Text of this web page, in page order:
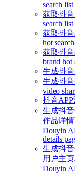
search list
获取抖音
search list
获取抖音
hot
获取抖
brand hot
生成抖音
生成抖音
video
抖音APP
生成抖
作品详情
Douyin
details
生成抖
用户主页
Douyin